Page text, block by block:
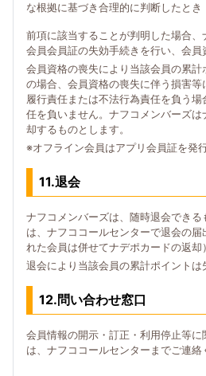
な根拠に基づき合理的に判断したとき
前項に該当することが判明した場合、
会員会員証の失効手続きを行い、会員
会員資格の喪失により当該会員の累計
の場合、会員資格の喪失に伴う損害
履行責任または不法行為責任を負う
任を負いません。ナフコメンバーズは
却するものとします。
※オフライン会員はアプリ会員証を発
11.退会
ナフコメンバーズは、随時退会できる
は、ナフココールセンターで退会の届
れた会員は併せてナデポカードの返却
退会により当該会員の累計ポイントは
12.問い合わせ窓口
会員情報の開示・訂正・利用停止等
は、ナフココールセンターまでご連絡